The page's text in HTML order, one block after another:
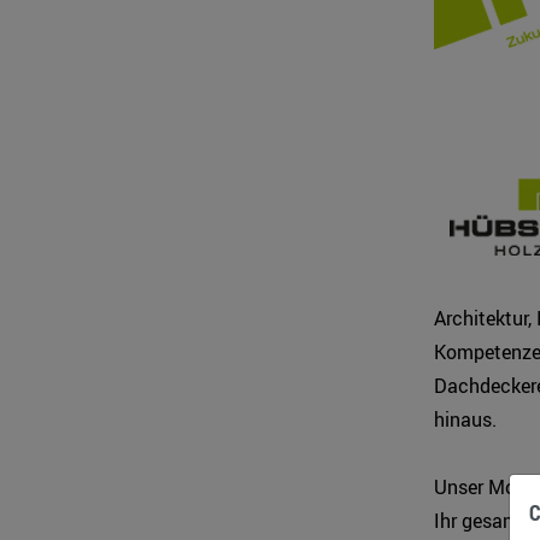
Architektur,
hinaus.
Unser Motto
Ihr